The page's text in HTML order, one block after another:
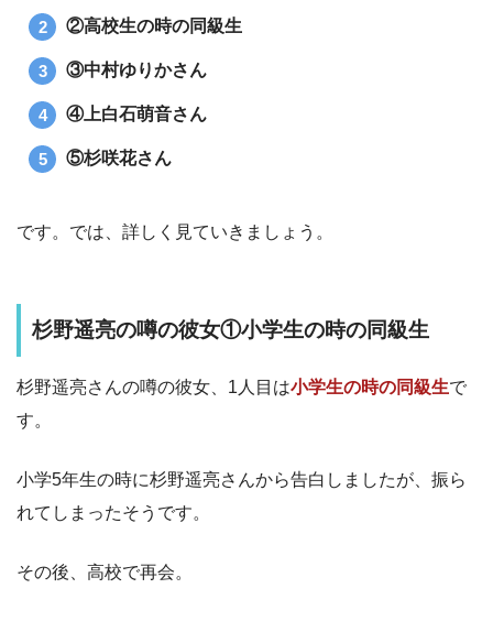
②高校生の時の同級生
③中村ゆりかさん
④上白石萌音さん
⑤杉咲花さん
です。では、詳しく見ていきましょう。
杉野遥亮の噂の彼女①小学生の時の同級生
杉野遥亮さんの噂の彼女、1人目は小学生の時の同級生で
す。
小学5年生の時に杉野遥亮さんから告白しましたが、振ら
れてしまったそうです。
その後、高校で再会。